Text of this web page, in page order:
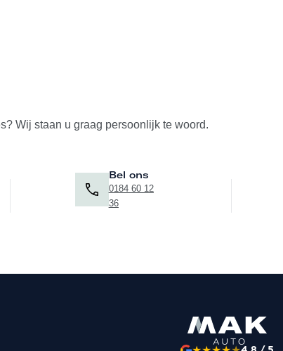
Wij staan u graag persoonlijk te woord.
Bel ons
0184 60 12
36